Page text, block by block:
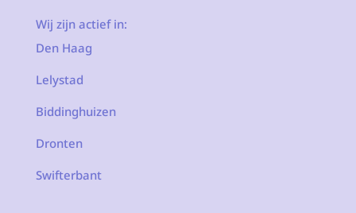
Wij zijn actief in:
Den Haag
Lelystad
Biddinghuizen
Dronten
Swifterbant